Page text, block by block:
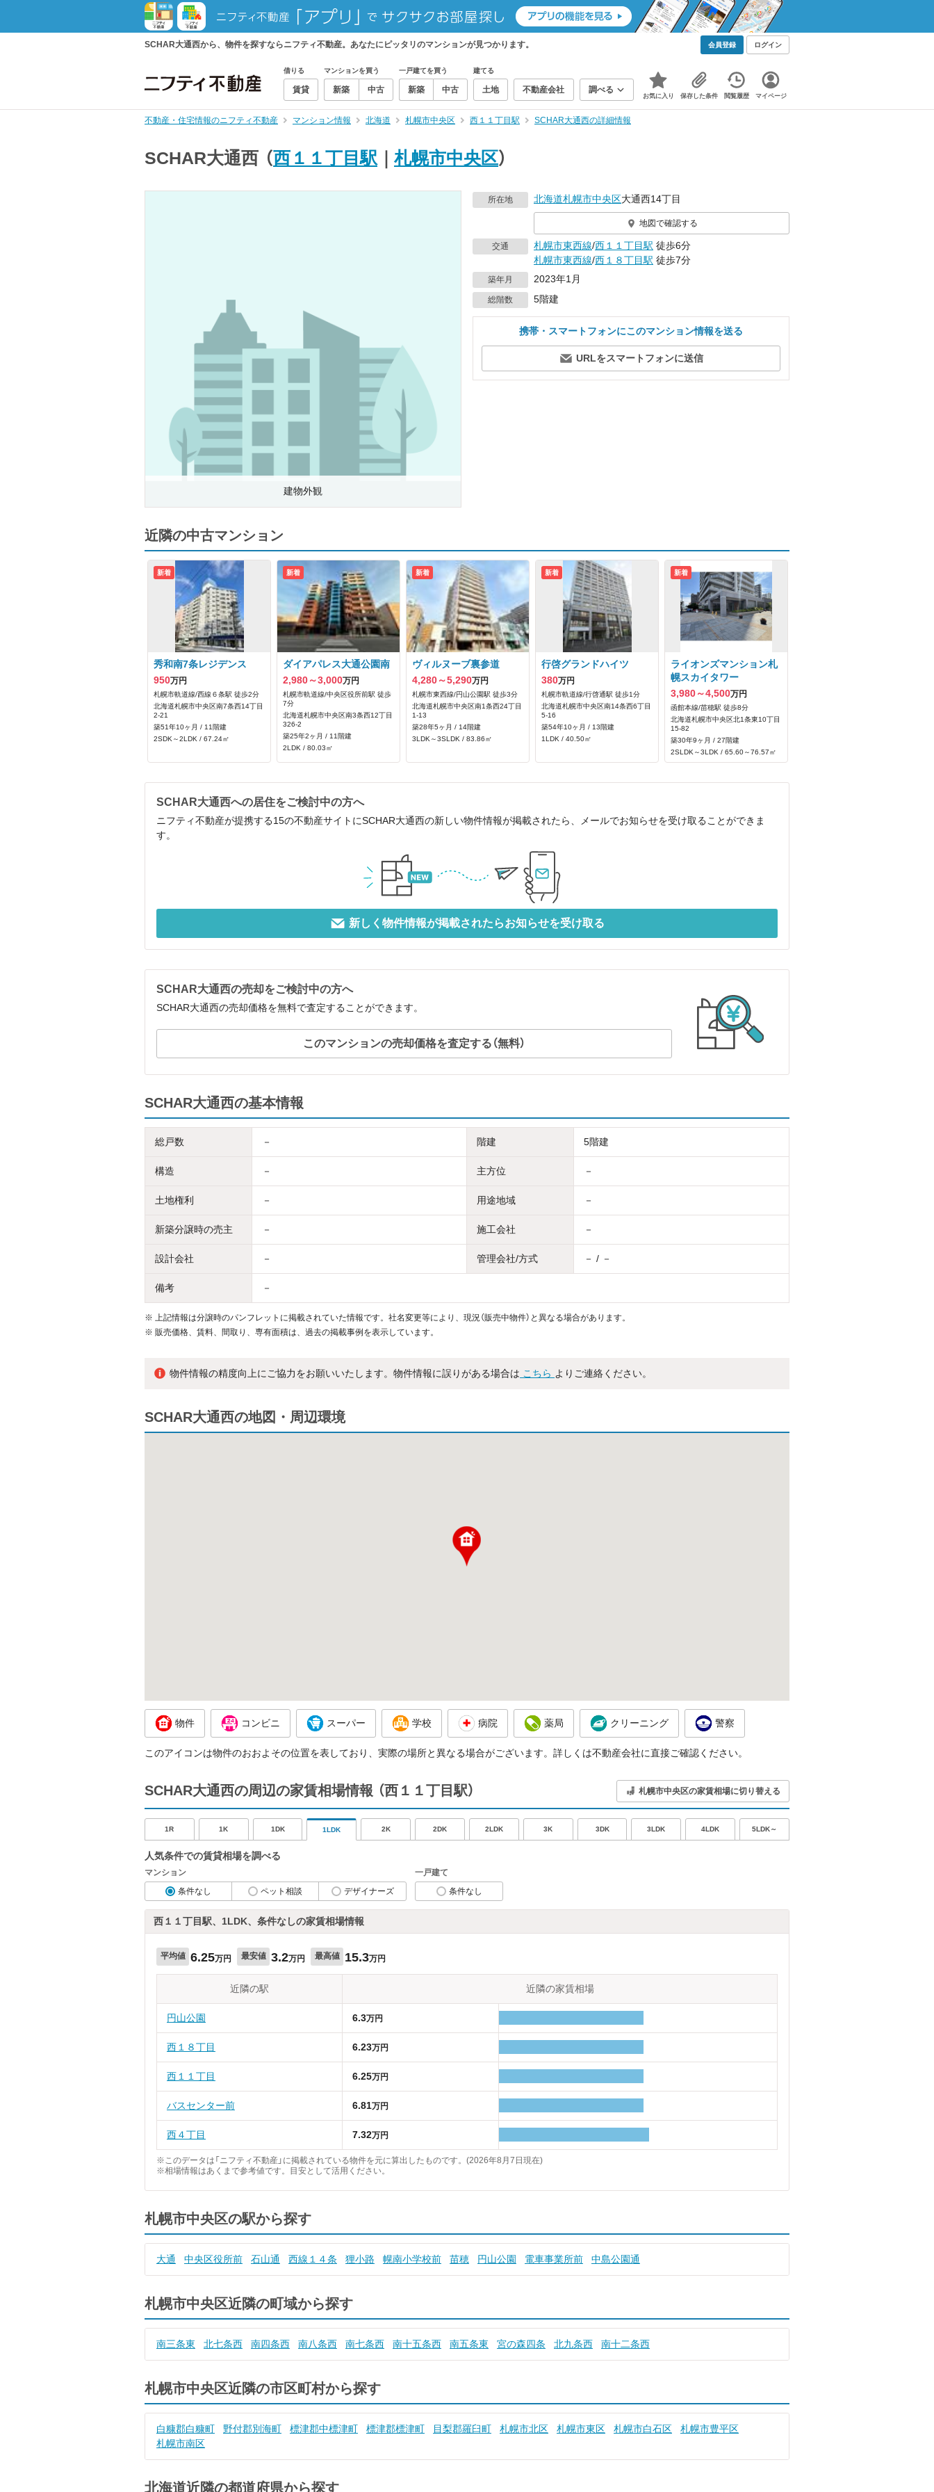
SCHAR大通西から、物件を探すならニフティ不動産。あなたにピッタリのマンションが見つかります。 会員登録 ログイン
借りる
賃貸
マンションを買う
新築 中古
一戸建てを買う
新築 中古
建てる
土地 不動産会社 調べる
お気に入り 保存した条件 閲覧履歴 マイページ
不動産・住宅情報のニフティ不動産 マンション情報 北海道 札幌市中央区 西１１丁目駅 SCHAR大通西の詳細情報
SCHAR大通西 （西１１丁目駅 札幌市中央区）
建物外観
所在地 北海道札幌市中央区大通西14丁目
地図で確認する
交通 札幌市東西線/西１１丁目駅 徒歩6分
札幌市東西線/西１８丁目駅 徒歩7分
築年月 2023年1月
総階数 5階建
携帯・スマートフォンにこのマンション情報を送る
URLをスマートフォンに送信
近隣の中古マンション
新着
秀和南7条レジデンス
950万円
札幌市軌道線/西線６条駅 徒歩2分
北海道札幌市中央区南7条西14丁目
2-21
築51年10ヶ月 / 11階建
2SDK～2LDK / 67.24㎡
新着
ダイアパレス大通公園南
2,980～3,000万円
札幌市軌道線/中央区役所前駅 徒歩
7分
北海道札幌市中央区南3条西12丁目
326‐2
築25年2ヶ月 / 11階建
2LDK / 80.03㎡
新着
ヴィルヌーブ裏参道
4,280～5,290万円
札幌市東西線/円山公園駅 徒歩3分
北海道札幌市中央区南1条西24丁目
1-13
築28年5ヶ月 / 14階建
3LDK～3SLDK / 83.86㎡
新着
行啓グランドハイツ
380万円
札幌市軌道線/行啓通駅 徒歩1分
北海道札幌市中央区南14条西6丁目
5-16
築54年10ヶ月 / 13階建
1LDK / 40.50㎡
新着
ライオンズマンション札
幌スカイタワー
3,980～4,500万円
函館本線/苗穂駅 徒歩8分
北海道札幌市中央区北1条東10丁目
15‐82
築30年9ヶ月 / 27階建
2SLDK～3LDK / 65.60～76.57㎡
SCHAR大通西への居住をご検討中の方へ
ニフティ不動産が提携する15の不動産サイトにSCHAR大通西の新しい物件情報が掲載されたら、メールでお知らせを受け取ることができま
す。
新しく物件情報が掲載されたらお知らせを受け取る
SCHAR大通西の売却をご検討中の方へ
SCHAR大通西の売却価格を無料で査定することができます。
このマンションの売却価格を査定する（無料）
SCHAR大通西の基本情報
総戸数 － 階建 5階建
構造 － 主方位 －
土地権利 － 用途地域 －
新築分譲時の売主 － 施工会社 －
設計会社 － 管理会社/方式 － / －
備考 －
※
上記情報は分譲時のパンフレットに掲載されていた情報です。社名変更等により、現況（販売中物件）と異なる場合があります。
※ 販売価格、賃料、間取り、専有面積は、過去の掲載事例を表示しています。
物件情報の精度向上にご協力をお願いいたします。物件情報に誤りがある場合は こちら よりご連絡ください。
SCHAR大通西の地図・周辺環境
物件 コンビニ スーパー 学校 病院 薬局 クリーニング 警察
このアイコンは物件のおおよその位置を表しており、実際の場所と異なる場合がございます。詳しくは不動産会社に直接ご確認ください。
SCHAR大通西の周辺の家賃相場情報 （西１１丁目駅） 札幌市中央区の家賃相場に切り替える
1R 1K 1DK 1LDK 2K 2DK 2LDK 3K 3DK 3LDK 4LDK 5LDK～
人気条件での賃貸相場を調べる
マンション
条件なし
ペット相談 デザイナーズ
一戸建て
条件なし
西１１丁目駅、1LDK、条件なしの家賃相場情報
平均値 6.25万円 最安値 3.2万円 最高値 15.3万円
近隣の駅 近隣の家賃相場
円山公園 6.3万円
西１８丁目 6.23万円
西１１丁目 6.25万円
バスセンター前 6.81万円
西４丁目 7.32万円
※このデータは「ニフティ不動産」に掲載されている物件を元に算出したものです。(2026年8月7日現在)
※相場情報はあくまで参考値です。目安として活用ください。
札幌市中央区の駅から探す
大通 中央区役所前 石山通 西線１４条 狸小路 幌南小学校前 苗穂 円山公園 電車事業所前 中島公園通
札幌市中央区近隣の町域から探す
南三条東 北七条西 南四条西 南八条西 南七条西 南十五条西 南五条東 宮の森四条 北九条西 南十二条西
札幌市中央区近隣の市区町村から探す
白糠郡白糠町 野付郡別海町 標津郡中標津町 標津郡標津町 目梨郡羅臼町 札幌市北区 札幌市東区 札幌市白石区
札幌市豊平区
札幌市南区
北海道近隣の都道府県から探す